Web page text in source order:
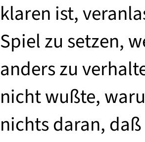
klaren ist,
Spiel zu setzen,
anders zu
nicht wußte,
nichts daran,